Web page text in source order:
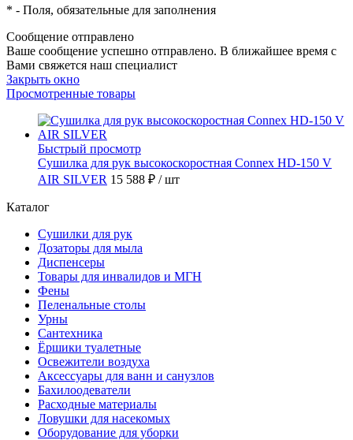
* - Поля, обязательные для заполнения
Сообщение отправлено
Ваше сообщение успешно отправлено. В ближайшее время с
Вами свяжется наш специалист
Закрыть окно
Просмотренные товары
Быстрый просмотр
Сушилка для рук высокоскоростная Connex HD-150 V
AIR SILVER 15 588 ₽ / шт
Каталог
Сушилки для рук
Дозаторы для мыла
Диспенсеры
Товары для инвалидов и МГН
Фены
Пеленальные столы
Урны
Сантехника
Ёршики туалетные
Освежители воздуха
Аксессуары для ванн и санузлов
Бахилоодеватели
Расходные материалы
Ловушки для насекомых
Оборудование для уборки